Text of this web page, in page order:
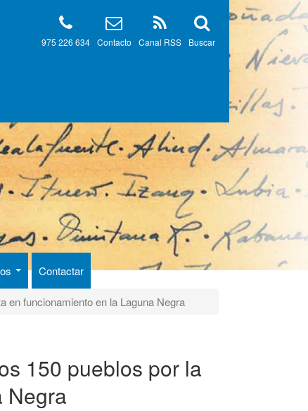
Buscar
Canal RSS
Contacto
975 226 634
Contactar
en funcionamiento en la Laguna Negra
150 pueblos por la
Negra